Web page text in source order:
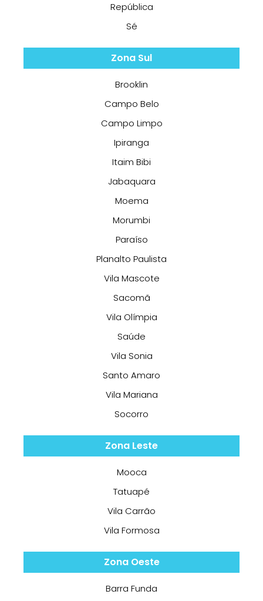
República
Sé
Zona Sul
Brooklin
Campo Belo
Campo Limpo
Ipiranga
Itaim Bibi
Jabaquara
Moema
Morumbi
Paraíso
Planalto Paulista
Vila Mascote
Sacomã
Vila Olímpia
Saúde
Vila Sonia
Santo Amaro
Vila Mariana
Socorro
Zona Leste
Mooca
Tatuapé
Vila Carrão
Vila Formosa
Zona Oeste
Barra Funda